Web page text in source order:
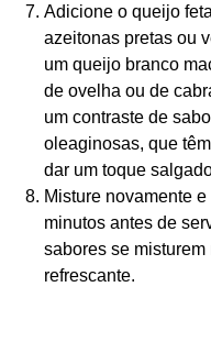
Adicione o queijo
azeitonas pretas ou
um queijo branco
de ovelha ou de
um contraste de
oleaginosas, que
dar um toque
Misture novamente
minutos antes de
sabores se
refrescante.